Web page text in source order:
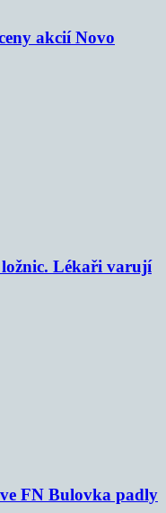
akcií Novo
Lékaři varují
FN Bulovka padly